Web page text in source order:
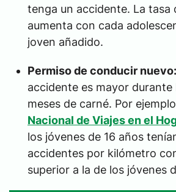
tenga un accidente. La tasa
aumenta con cada
joven añadido.
Permiso de conducir nuevo:
accidente es mayor durante
meses de carné. Por
Nacional de Viajes en el
los jóvenes de 16 años
accidentes por kilómetro
superior a la de los jóvenes